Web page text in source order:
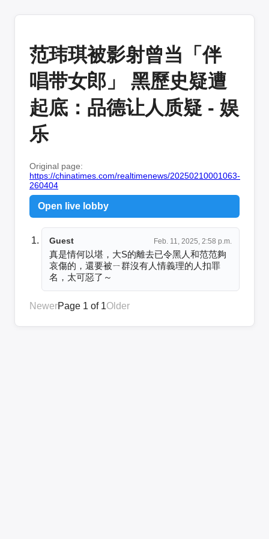
范玮琪被影射曾当「伴
唱带女郎」 黑歷史疑遭
起底：品德让人质疑 - 娱
乐
Original page:
https://chinatimes.com/realtimenews/20250210001063-
260404
Open live lobby
Guest Feb. 11, 2025, 2:58 p.m.
真是情何以堪，大S的離去已令黑人和范范夠
哀傷的，還要被ㄧ群沒有人情義理的人扣罪
名，太可惡了～
NewerPage 1 of 1Older